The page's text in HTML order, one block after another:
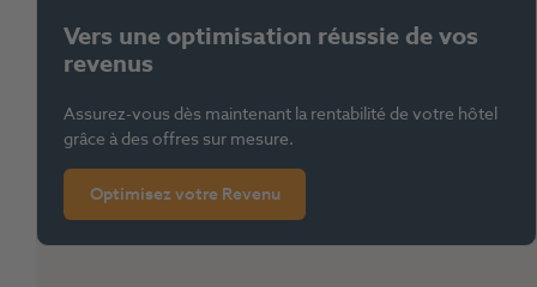
Vers une optimisation réussie de vos
revenus
Assurez-vous dès maintenant la rentabilité de votre hôtel
grâce à des offres sur mesure.
Optimisez votre Revenu